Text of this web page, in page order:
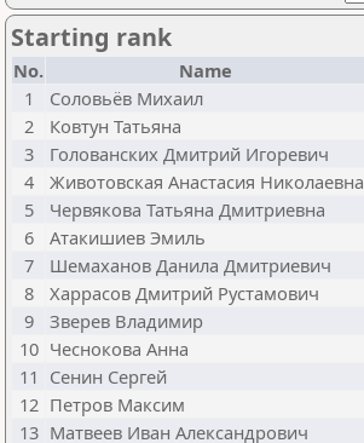
Starting rank
No. Name
1
Соловьёв Михаил
2
Ковтун Татьяна
3
Голованских Дмитрий Игоревич
4
Животовская Анастасия Николаевна
5
Червякова Татьяна Дмитриевна
6
Атакишиев Эмиль
7
Шемаханов Данила Дмитриевич
8
Харрасов Дмитрий Рустамович
9
Зверев Владимир
10 Чеснокова Анна
11 Сенин Сергей
12 Петров Максим
13 Матвеев Иван Александрович